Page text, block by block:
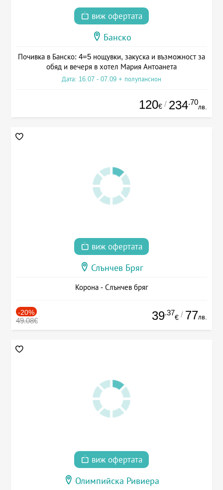
виж офертата
Банско
Почивка в Банско: 4=5 нощувки, закуска и възможност за
обяд и вечеря в хотел Мария Антоанета
Дата: 16.07 - 07.09 + полупансион
120€ / 234.70
лв.
виж офертата
Слънчев Бряг
Корона - Слънчев бряг
-20%
49.08€ 39.37
€ / 77лв.
виж офертата
Олимпийска Ривиера